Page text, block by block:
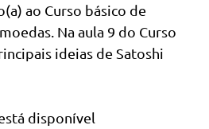
ao Curso básico de
Na aula 9 do Curso
ideias de Satoshi
disponível